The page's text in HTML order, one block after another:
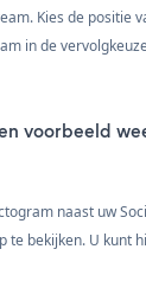
Kies de positie
in de
voorbeeld
naast uw
te bekijken. U kunt